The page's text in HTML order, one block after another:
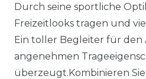
Durch seine sportliche
Freizeitlooks tragen und
Ein toller Begleiter für den
angenehmen
überzeugt.Kombinieren